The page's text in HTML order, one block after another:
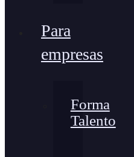
Para
empresas
Forma
Talento